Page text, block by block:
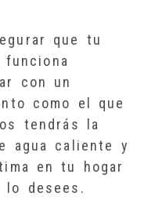
que tu
funciona
con un
como el que
tendrás la
agua caliente y
en tu hogar
lo desees.